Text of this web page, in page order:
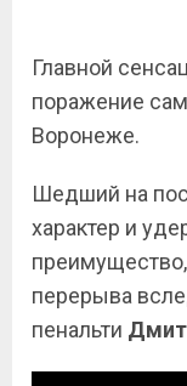
Главной
поражение
Воронеже.
Шедший на
характер и
перерыва
пенальти